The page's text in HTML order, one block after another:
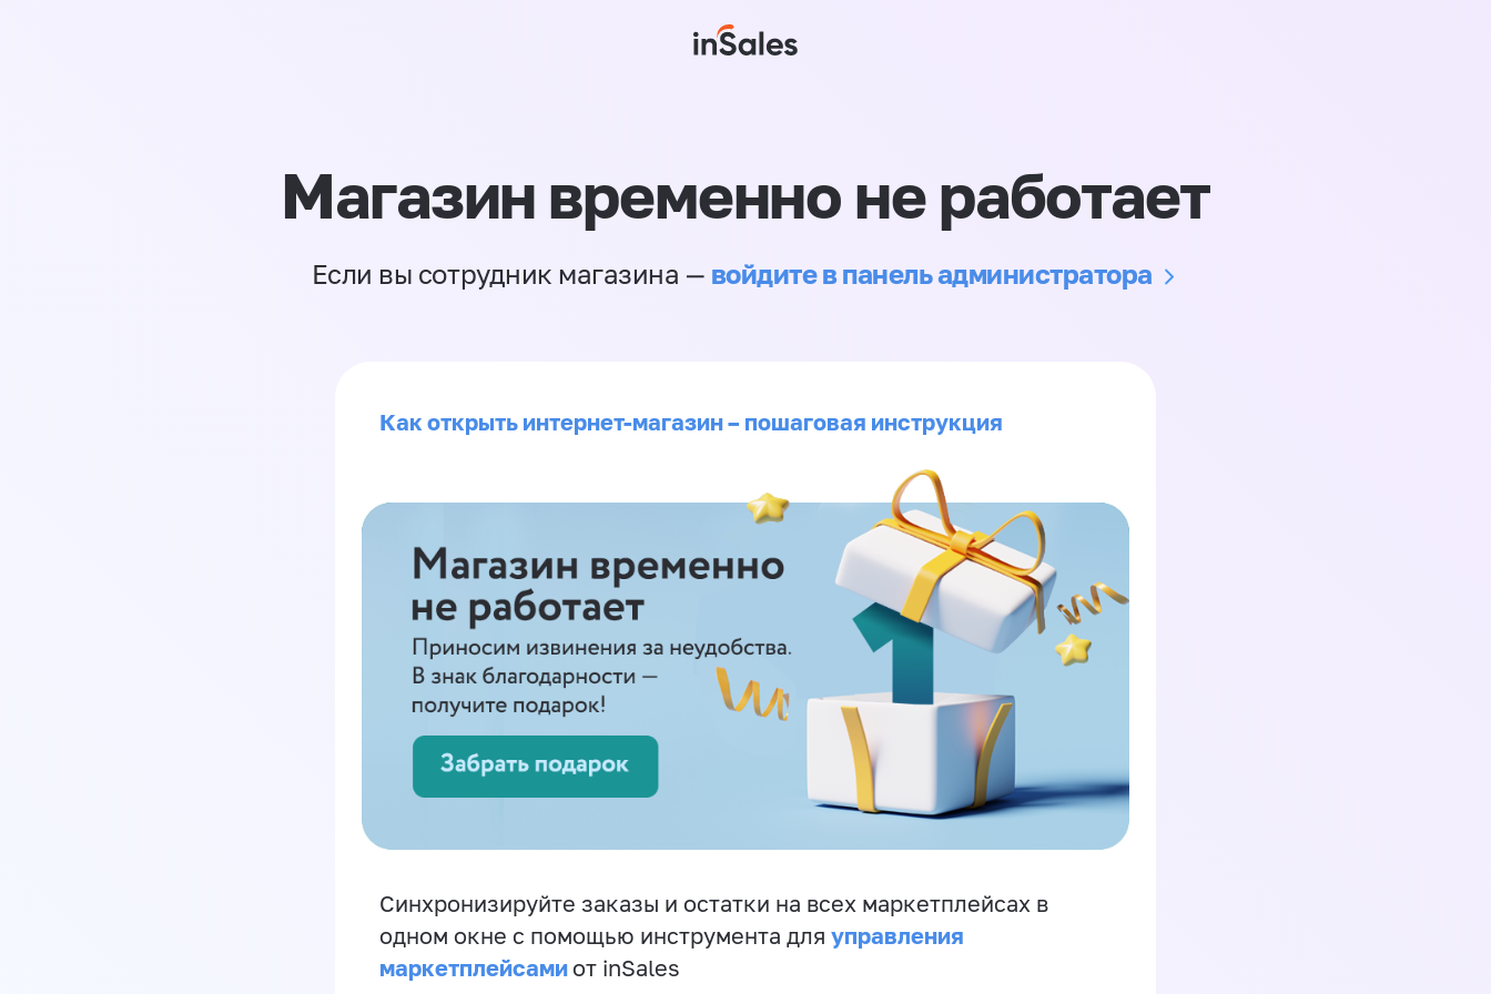
Магазин временно не работает
Если вы сотрудник магазина — войдите в панель администратора
Как открыть интернет-магазин – пошаговая инструкция
Синхронизируйте заказы и остатки на всех маркетплейсах в
одном окне с помощью инструмента для управления
маркетплейсами от inSales